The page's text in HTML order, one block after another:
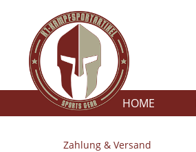
HOME
Zahlung & Versand